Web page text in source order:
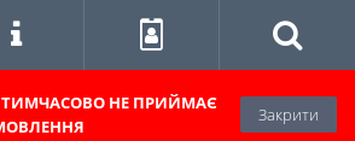
ТИМЧАСОВО НЕ ПРИЙМАЄ
Закрити